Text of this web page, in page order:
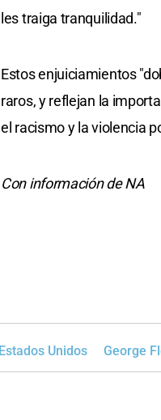
les traiga tranquilidad."
Estos enjuiciamientos
raros, y reflejan la
el racismo y la violencia
Con información de NA
Estados Unidos George